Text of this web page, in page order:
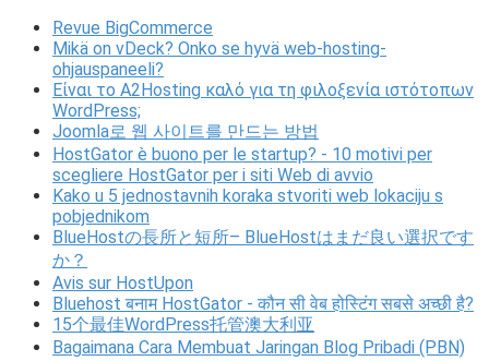
Revue BigCommerce
Mikä on vDeck? Onko se hyvä web-hosting-
ohjauspaneeli?
Είναι το A2Hosting καλό για τη φιλοξενία ιστότοπων
WordPress;
Joomla로 웹 사이트를 만드는 방법
HostGator è buono per le startup? - 10 motivi per
scegliere HostGator per i siti Web di avvio
Kako u 5 jednostavnih koraka stvoriti web lokaciju s
pobjednikom
BlueHostの長所と短所– BlueHostはまだ良い選択です
か？
Avis sur HostUpon
Bluehost बनाम HostGator - कौन सी वेब होस्टिंग सबसे अच्छी है?
15个最佳WordPress托管澳大利亚
Bagaimana Cara Membuat Jaringan Blog Pribadi (PBN)